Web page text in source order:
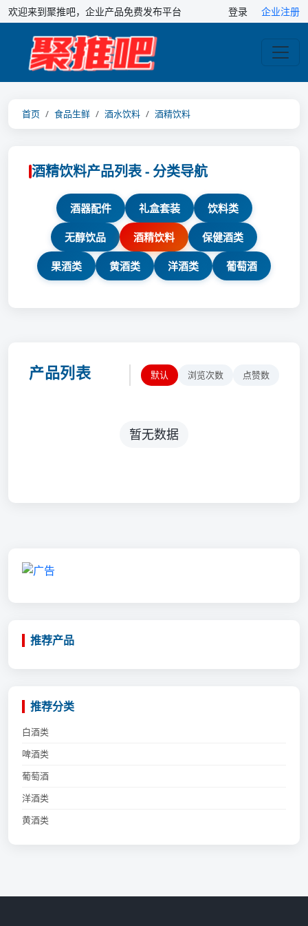
欢迎来到聚推吧，企业产品免费发布平台 登录 企业注册
首页 食品生鲜 酒水饮料 酒精饮料
酒精饮料产品列表 - 分类导航
酒器配件 礼盒套装 饮料类
无醇饮品 酒精饮料 保健酒类
果酒类 黄酒类 洋酒类 葡萄酒
产品列表 默认 浏览次数 点赞数
暂无数据
推荐产品
推荐分类
白酒类
啤酒类
葡萄酒
洋酒类
黄酒类